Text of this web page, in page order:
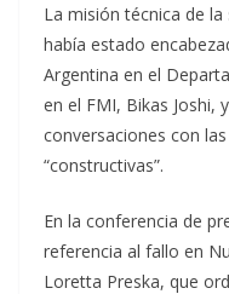
La misión técnica de
había estado
Argentina en el
en el FMI, Bikas Joshi,
conversaciones con
“constructivas”.
En la conferencia de
referencia al fallo en
Loretta Preska, que